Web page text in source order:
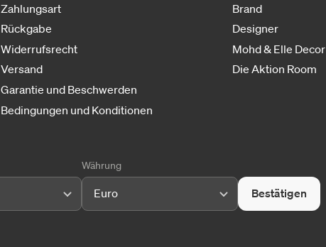
Zahlungsart
Rückgabe
Widerrufsrecht
Versand
Garantie und Beschwerden
Bedingungen und Konditionen
Brand
Designer
Mohd & Elle Decor
Die Aktion Room
Währung
Euro Bestätigen